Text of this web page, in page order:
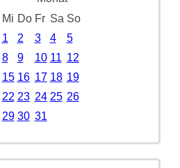
Mi Do Fr Sa So
1
2 3 4
5
8 9 10 11 12
15 16 17 18 19
22 23 24 25 26
29 30 31